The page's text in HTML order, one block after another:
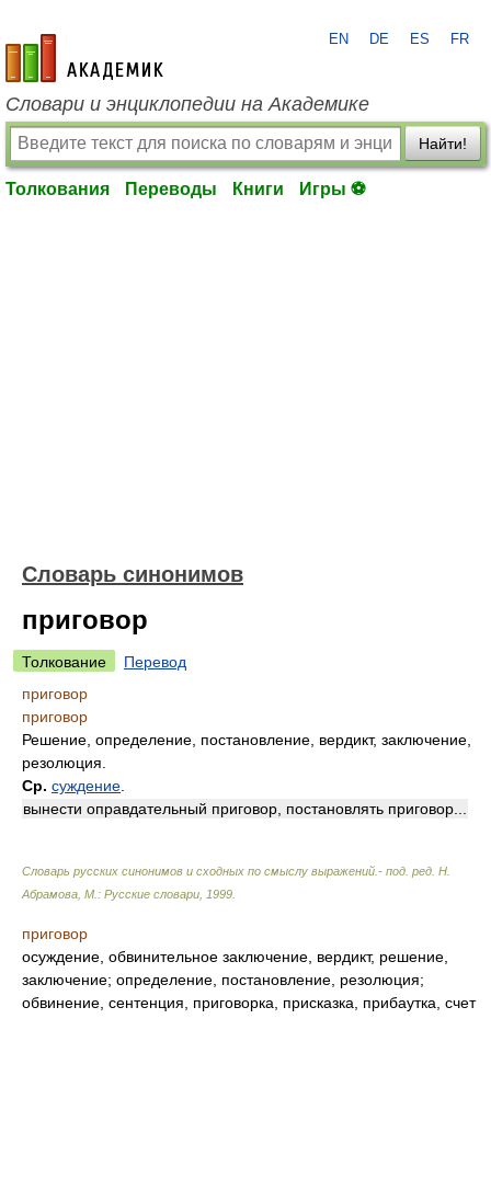
academic.ru
EN DE ES FR
Словари и энциклопедии на Академике
Найти!
Толкования Переводы Книги Игры ⚽
Словарь синонимов
приговор
Толкование
Перевод
приговор
приговор
Решение, определение, постановление, вердикт, заключение,
резолюция.
Ср. суждение
вынести оправдательный приговор, постановлять приговор...
Словарь русских синонимов и сходных по смыслу выражений.- под. ред. Н.
Абрамова, М.: Русские словари 1999
приговор
осуждение, обвинительное заключение, вердикт, решение,
заключение; определение, постановление, резолюция;
обвинение, сентенция, приговорка, присказка, прибаутка, счет